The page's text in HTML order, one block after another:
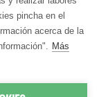
pincha en el
acerca de la
Más